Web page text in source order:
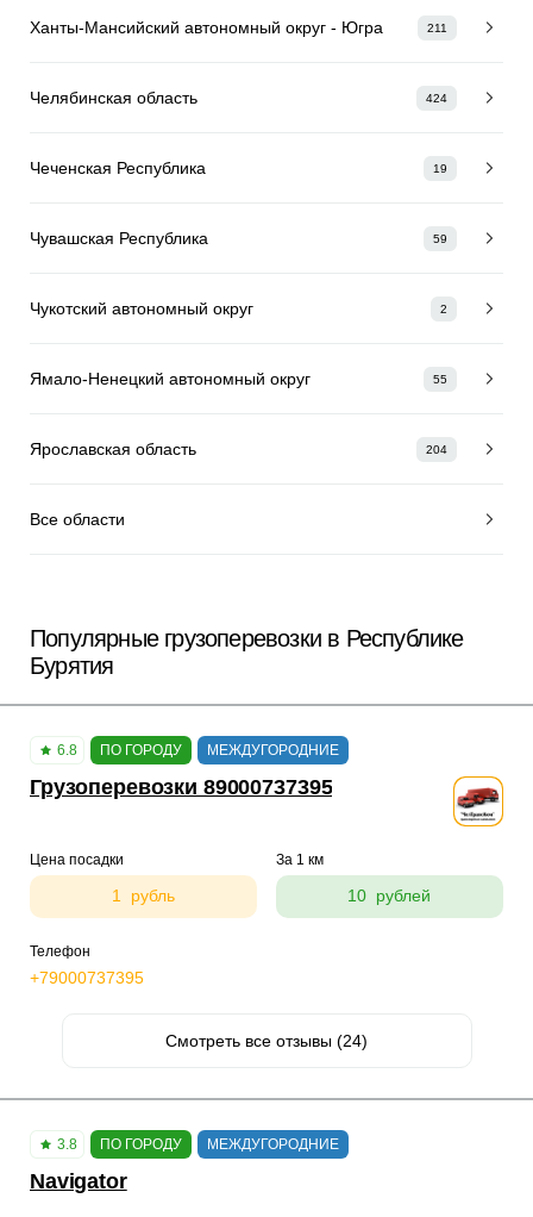
Ханты-Мансийский автономный округ - Югра 211
Челябинская область 424
Чеченская Республика 19
Чувашская Республика 59
Чукотский автономный округ 2
Ямало-Ненецкий автономный округ 55
Ярославская область 204
Все области
Популярные грузоперевозки в Республике
Бурятия
6.8 ПО ГОРОДУ МЕЖДУГОРОДНИЕ
Грузоперевозки 89000737395
Цена посадки
1 рубль
За 1 км
10 рублей
Телефон
+79000737395
Смотреть все отзывы (24)
3.8 ПО ГОРОДУ МЕЖДУГОРОДНИЕ
Navigator